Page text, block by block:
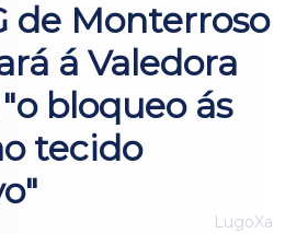
de Monterroso
á Valedora
bloqueo ás
tecido
LugoXa